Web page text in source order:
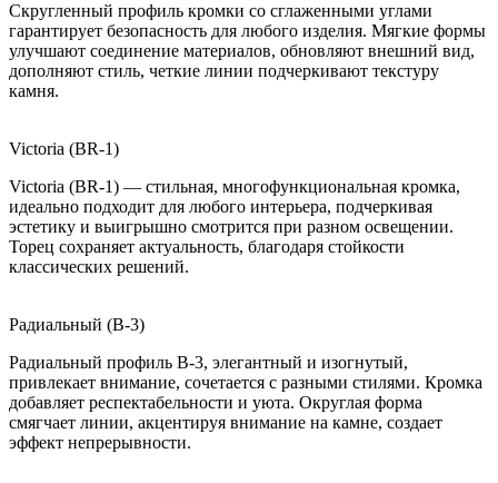
Скругленный профиль кромки со сглаженными углами
гарантирует безопасность для любого изделия. Мягкие формы
улучшают соединение материалов, обновляют внешний вид,
дополняют стиль, четкие линии подчеркивают текстуру
камня.
Victoria (BR-1)
Victoria (BR-1) — стильная, многофункциональная кромка,
идеально подходит для любого интерьера, подчеркивая
эстетику и выигрышно смотрится при разном освещении.
Торец сохраняет актуальность, благодаря стойкости
классических решений.
Радиальный (B-3)
Радиальный профиль B-3, элегантный и изогнутый,
привлекает внимание, сочетается с разными стилями. Кромка
добавляет респектабельности и уюта. Округлая форма
смягчает линии, акцентируя внимание на камне, создает
эффект непрерывности.